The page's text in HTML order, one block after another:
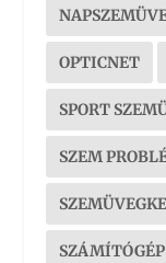
OPTICNET
SPORT
SZEM
SZÁMÍTÓGÉP